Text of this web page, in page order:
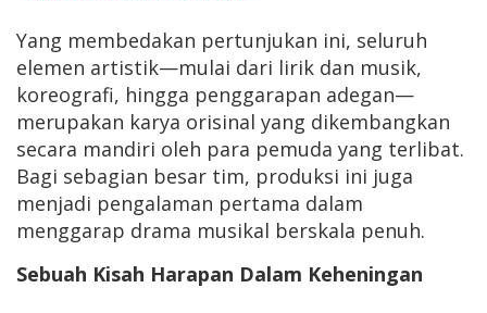
Yang membedakan pertunjukan ini, seluruh
elemen artistik—mulai dari lirik dan musik,
koreografi, hingga penggarapan adegan—
merupakan karya orisinal yang dikembangkan
secara mandiri oleh para pemuda yang terlibat.
Bagi sebagian besar tim, produksi ini juga
menjadi pengalaman pertama dalam
menggarap drama musikal berskala penuh.
Sebuah Kisah Harapan Dalam Keheningan